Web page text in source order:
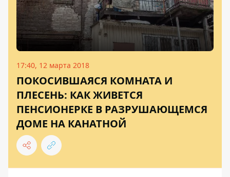
17:40, 12 марта 2018
ПОКОСИВШАЯСЯ КОМНАТА И
ПЛЕСЕНЬ: КАК ЖИВЕТСЯ
ПЕНСИОНЕРКЕ В РАЗРУШАЮЩЕМСЯ
ДОМЕ НА КАНАТНОЙ